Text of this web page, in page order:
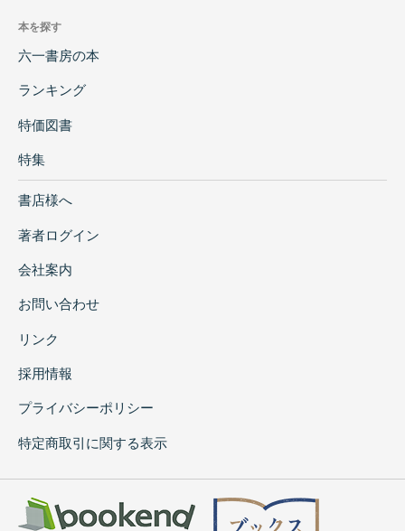
本を探す
六一書房の本
ランキング
特価図書
特集
書店様へ
著者ログイン
会社案内
お問い合わせ
リンク
採用情報
プライバシーポリシー
特定商取引に関する表示